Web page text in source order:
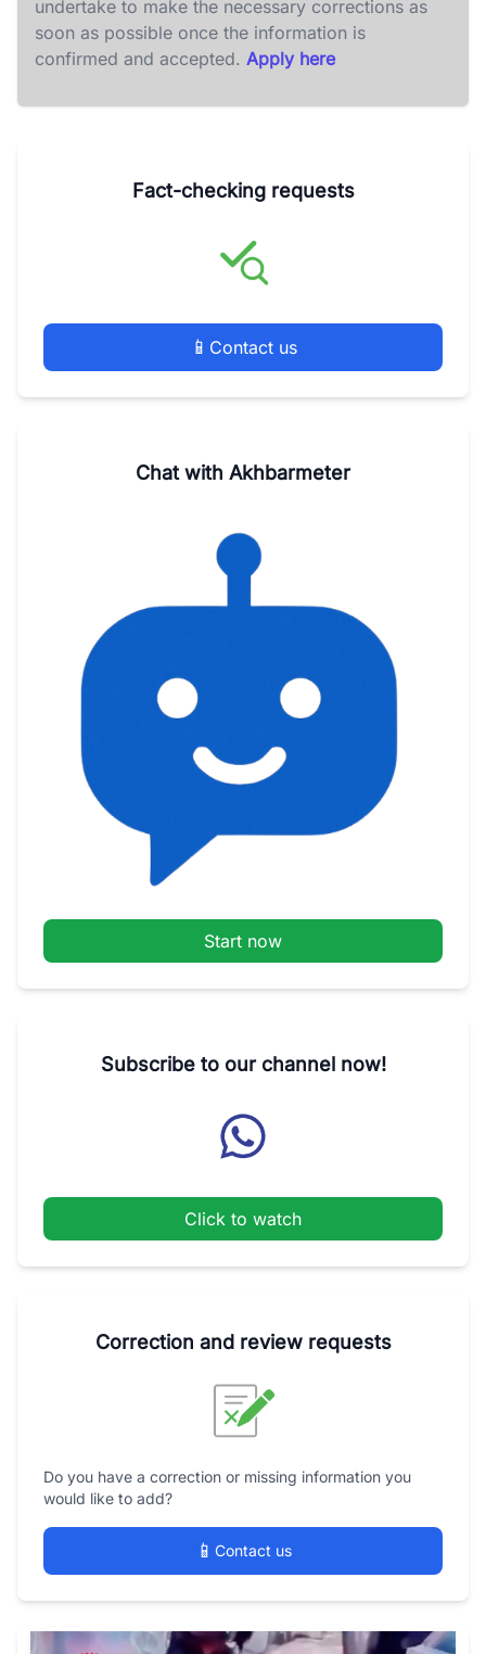
undertake to make the necessary corrections as
soon as possible once the information is
confirmed and accepted. Apply here
Fact-checking requests
📱 Contact us
Chat with Akhbarmeter
Start now
Subscribe to our channel now!
Click to watch
Correction and review requests
Do you have a correction or missing information you
would like to add?
📱 Contact us